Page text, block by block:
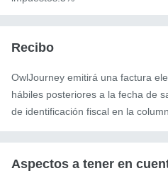
Recibo
OwlJourney emitirá una factura
hábiles posteriores a la fecha de
de identificación fiscal en la
Aspectos a tener en